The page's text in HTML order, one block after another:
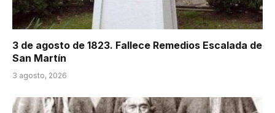
3 de agosto de 1823. Fallece Remedios Escalada de
San Martín
3 agosto, 2026